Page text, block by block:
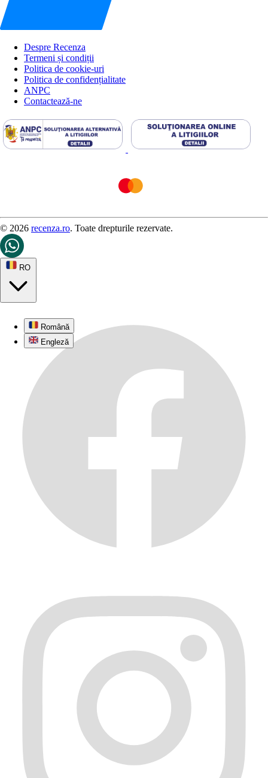
Despre Recenza
Termeni și condiții
Politica de cookie-uri
Politica de confidențialitate
ANPC
Contactează-ne
© 2026 recenza.ro. Toate drepturile rezervate.
RO
Română
Engleză